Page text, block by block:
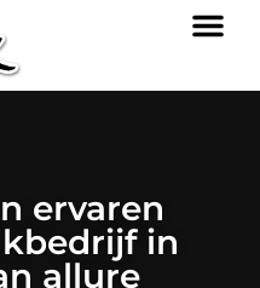
ervaren
in
allure